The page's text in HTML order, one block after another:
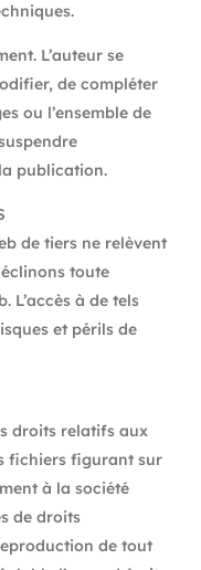
L’auteur se
de compléter
ou l’ensemble de
publication.
de tiers ne relèvent
toute
L’accès à de tels
et périls de
droits relatifs aux
fichiers figurant sur
à la société
de droits
de tout